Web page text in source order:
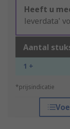
Heeft u
leverdata'
Aantal
1 +
*prijsindicatie